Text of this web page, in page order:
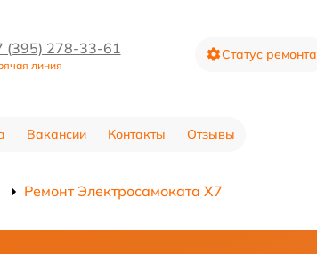
(395) 278-33-61
линия
Статус ремонта
Вакансии Контакты Отзывы
Ремонт Электросамоката X7